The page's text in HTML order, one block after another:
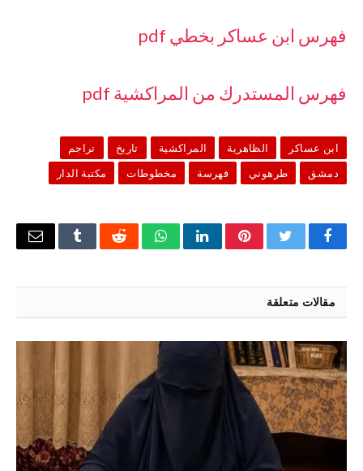
فهرس ابن عساكر بخطي pdf
فهرس المستدرك من المراكشية pdf
ابن عساكر الظاهرية المراكشية تاريخ
تراجم
دمشق
طرهوني فهرسة مخطوطات مكتبة الدار
فيسبوكتويتر بينتيريستلينكدإنواتسابرديت Tumblrالبريد
مقالات متعلقة